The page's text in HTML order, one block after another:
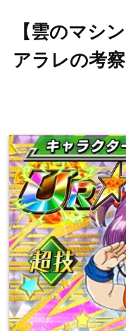
【雲のマシ
アラレの考察